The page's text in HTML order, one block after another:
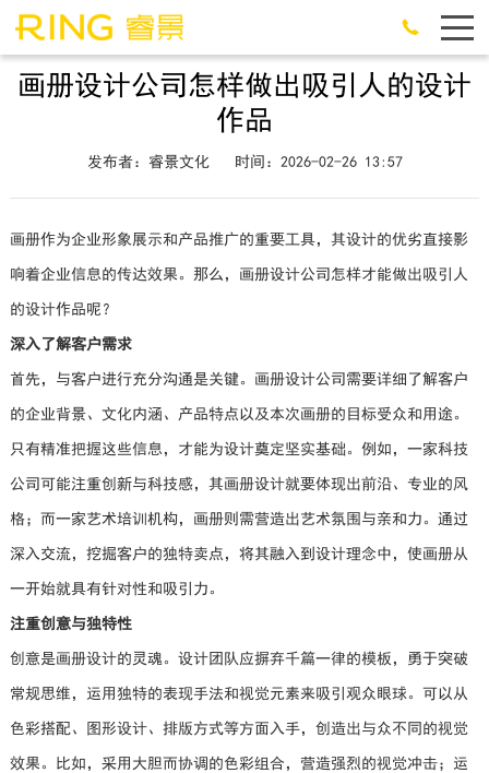
画册设计公司怎样做出吸引人的设计
作品
发布者：睿景文化 时间：2026-02-26 13:57
画册作为企业形象展示和产品推广的重要工具，其设计的优劣直接影
响着企业信息的传达效果。那么，画册设计公司怎样才能做出吸引人
的设计作品呢？
深入了解客户需求
首先，与客户进行充分沟通是关键。画册设计公司需要详细了解客户
的企业背景、文化内涵、产品特点以及本次画册的目标受众和用途。
只有精准把握这些信息，才能为设计奠定坚实基础。例如，一家科技
公司可能注重创新与科技感，其画册设计就要体现出前沿、专业的风
格；而一家艺术培训机构，画册则需营造出艺术氛围与亲和力。通过
深入交流，挖掘客户的独特卖点，将其融入到设计理念中，使画册从
一开始就具有针对性和吸引力。
注重创意与独特性
创意是画册设计的灵魂。设计团队应摒弃千篇一律的模板，勇于突破
常规思维，运用独特的表现手法和视觉元素来吸引观众眼球。可以从
色彩搭配、图形设计、排版方式等方面入手，创造出与众不同的视觉
效果。比如，采用大胆而协调的色彩组合，营造强烈的视觉冲击；运